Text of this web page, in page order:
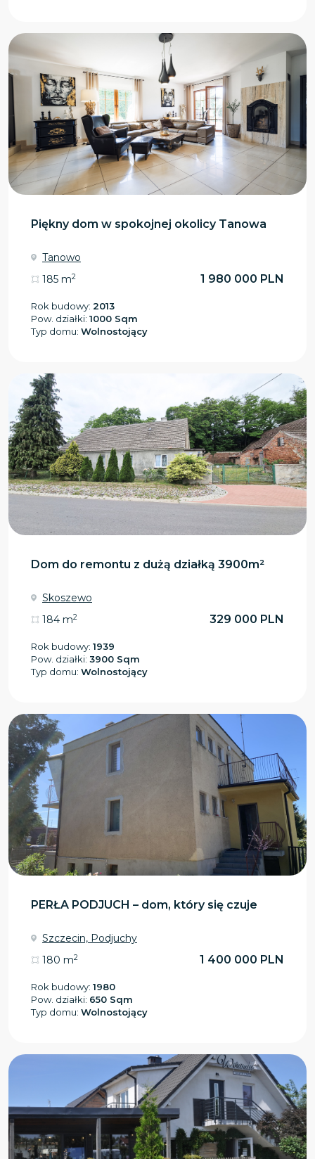
Piękny dom w spokojnej okolicy Tanowa
Tanowo
185 m2 1 980 000 PLN
Rok budowy: 2013
Pow. działki: 1000 Sqm
Typ domu: Wolnostojący
Dom do remontu z dużą działką 3900m²
Skoszewo
184 m2 329 000 PLN
Rok budowy: 1939
Pow. działki: 3900 Sqm
Typ domu: Wolnostojący
PERŁA PODJUCH – dom, który się czuje
Szczecin, Podjuchy
180 m2 1 400 000 PLN
Rok budowy: 1980
Pow. działki: 650 Sqm
Typ domu: Wolnostojący